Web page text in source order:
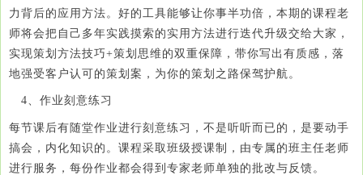
力背后的应用方法。好的工具能够让你事半功倍，本期的课程老
师将会把自己多年实践摸索的实用方法进行迭代升级交给大家，
实现策划方法技巧+策划思维的双重保障，带你写出有质感，落
地强受客户认可的策划案，为你的策划之路保驾护航。
4、作业刻意练习
每节课后有随堂作业进行刻意练习，不是听听而已的，是要动手
搞会，内化知识的。课程采取班级授课制，由专属的班主任老师
进行服务，每份作业都会得到专家老师单独的批改与反馈。